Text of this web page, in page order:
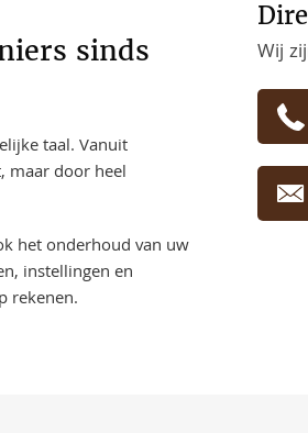
sinds
taal. Vanuit
maar door heel
het onderhoud van uw
instellingen en
rekenen.
Wij